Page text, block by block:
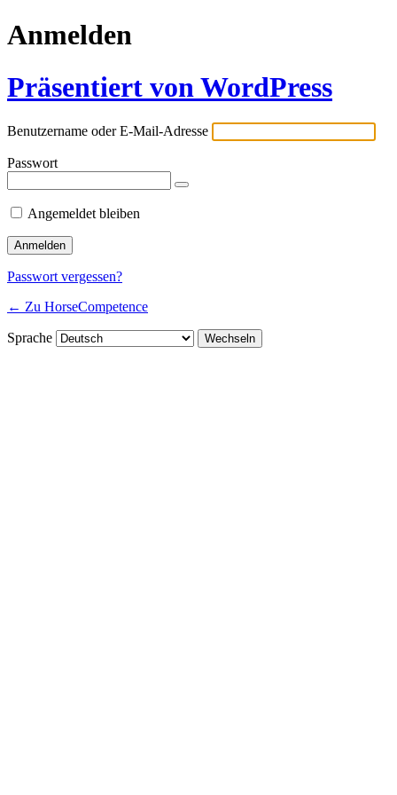
Anmelden
Präsentiert von WordPress
Benutzername oder E-Mail-Adresse
Passwort
Angemeldet bleiben
Passwort vergessen?
← Zu HorseCompetence
Sprache